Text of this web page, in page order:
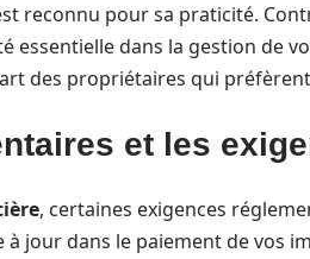
reconnu pour sa praticité.
essentielle dans la gestion de
des propriétaires qui
et les
, certaines exigences
à jour dans le paiement de vos